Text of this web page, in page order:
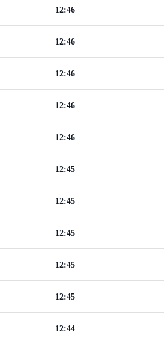
12:46
12:46
12:46
12:46
12:46
12:45
12:45
12:45
12:45
12:45
12:44